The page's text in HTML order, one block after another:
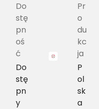
Do
stę
pn
oś
ć
Do
stę
pn
y
Pr
o
du
kc
ja
P
ol
sk
a